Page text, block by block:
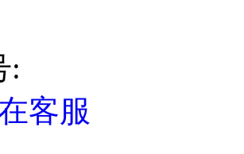
:
客服